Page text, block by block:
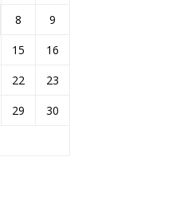
8
9
15
16
22
23
29
30